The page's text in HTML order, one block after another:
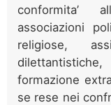
conformita’
associazioni
religiose,
formazione
se rese nei